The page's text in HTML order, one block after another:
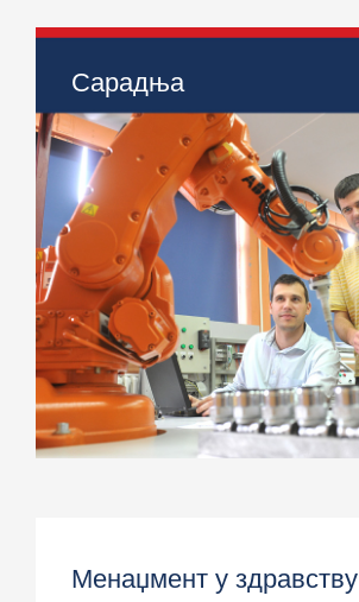
Сарадња
> Међународна сарадња
> Сарадња са привредом
> Центри
Менаџмент у здравству